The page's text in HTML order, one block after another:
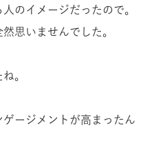
のイメージだったので。
思いませんでした。
。
ージメントが高まったん